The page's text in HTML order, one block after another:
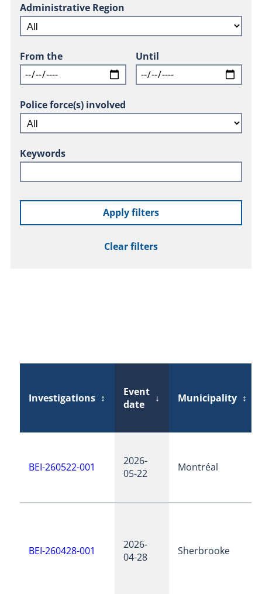
Administrative Region
From the Until
Police force(s) involved
Keywords
Apply filters
Clear filters
Investigations ↕
Event
date
↓ Municipality ↕
BEI-260522-001
2026-
05-22
Montréal
BEI-260428-001
2026-
04-28
Sherbrooke